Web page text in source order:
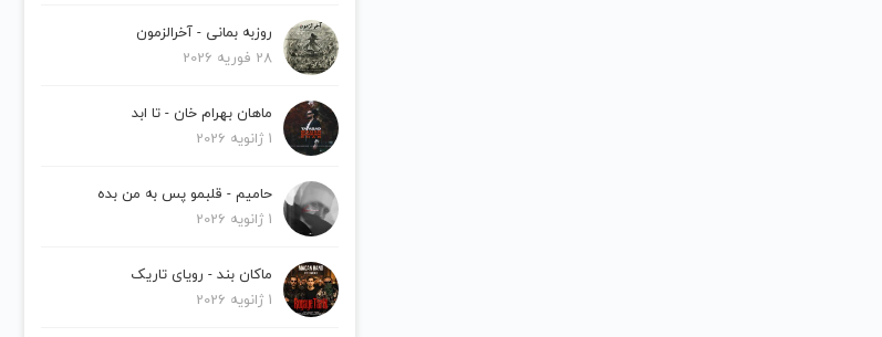
روزبه بمانی - آخرالزمون
28 فوریه 2026
ماهان بهرام خان - تا ابد
1 ژانویه 2026
حامیم - قلبمو پس به من بده
1 ژانویه 2026
ماکان بند - رویای تاریک
1 ژانویه 2026